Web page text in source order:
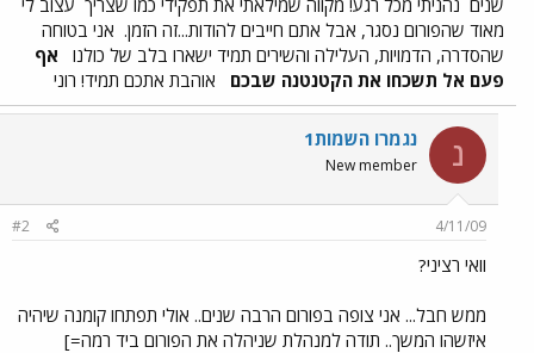
מאוד שהפורום נסגר, אבל אתם חייבים להודות...זה הזמן. אני בטוחה
שהסדרה, הדמויות, העלילה והשירים תמיד ישארו בלב של כולנו
אף
פעם אל תשכחו את הקטנטנה שבכם
אוהבת אתכם תמיד! רוני
נ נגמרו השמות1
New member
4/11/09
#2
וואי רציני?
ממש חבל... אני צופה בפורום הרבה שנים.. אולי תפתחו קומנה שיהיה
איזשהו המשך.. תודה למנהלת שניהלה את הפורום ביד רמה=]